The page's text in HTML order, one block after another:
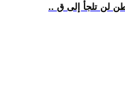
لن تلجأ إلى ق